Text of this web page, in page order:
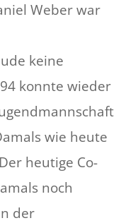
Weber war
keine
konnte wieder
wie heute
heutige Co-
noch
der